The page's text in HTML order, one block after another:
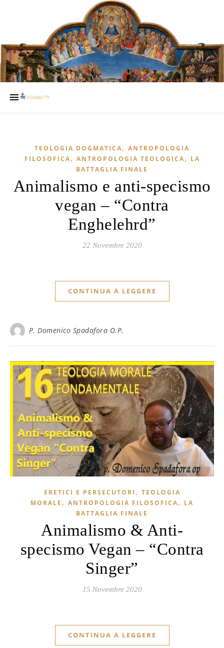
TEOLOGIA DOGMATICA, ANTROPOLOGIA
FILOSOFICA, ANTROPOLOGIA TEOLOGICA, LA
BATTAGLIA FINALE
Animalismo e anti-specismo
vegan – “Contra
Enghelehrd”
22 Novembre 2020
CONTINUA A LEGGERE
P. Domenico Spadafora O.P.
ERETICI E PERSECUTORI , TEOLOGIA
MORALE , ANTROPOLOGIA FILOSOFICA, LA
BATTAGLIA FINALE
Animalismo & Anti-
specismo Vegan – “Contra
Singer”
15 Novembre 2020
CONTINUA A LEGGERE